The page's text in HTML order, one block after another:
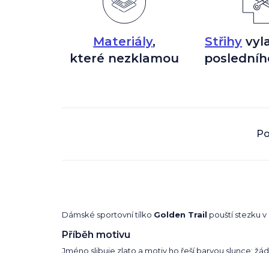
Materiály,
které nezklamou
Střihy
Dámské sportovní tílko Golden Trail pouští stezku
Příběh motivu
Jméno slibuje zlato a motiv ho řeší barvou slunce;